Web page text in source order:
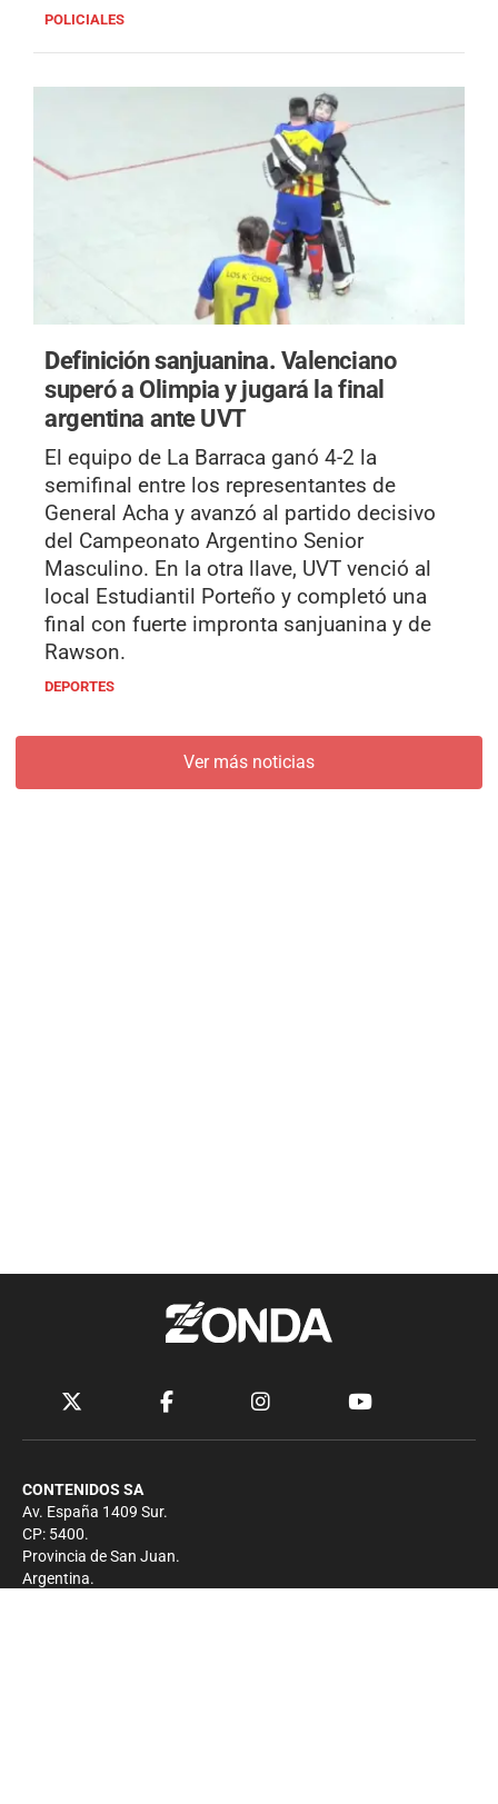
POLICIALES
Definición sanjuanina. Valenciano
superó a Olimpia y jugará la final
argentina ante UVT
El equipo de La Barraca ganó 4-2 la
semifinal entre los representantes de
General Acha y avanzó al partido decisivo
del Campeonato Argentino Senior
Masculino. En la otra llave, UVT venció al
local Estudiantil Porteño y completó una
final con fuerte impronta sanjuanina y de
Rawson.
DEPORTES
Ver más noticias
CONTENIDOS SA
Av. España 1409 Sur.
CP: 5400.
Provincia de San Juan.
Argentina.